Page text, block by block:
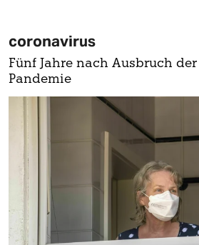
coronavirus
Fünf Jahre nach Ausbruch der
Pandemie